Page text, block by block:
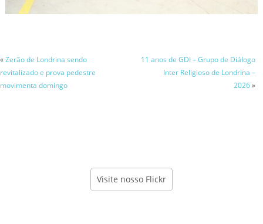
«Zerão de Londrina sendo
revitalizado e prova pedestre
movimenta domingo
11 anos de GDI – Grupo de Diálogo
Inter Religioso de Londrina –
2026»
Visite nosso Flickr